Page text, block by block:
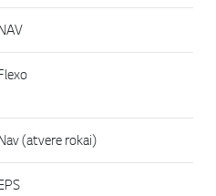
(atvere rokai)